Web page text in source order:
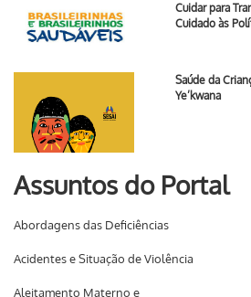
Cuidar para
Cuidado às
Saúde da
Ye’kwana
Assuntos do Portal
Abordagens das Deficiências
Acidentes e Situação de Violência
Aleitamento Materno e